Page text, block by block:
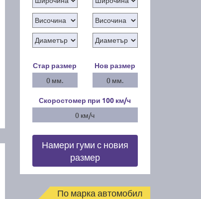
Стар размер
0 мм.
Нов размер
0 мм.
Скоростомер при 100 км/ч
0 км/ч
Намери гуми с новия
размер
По марка автомобил